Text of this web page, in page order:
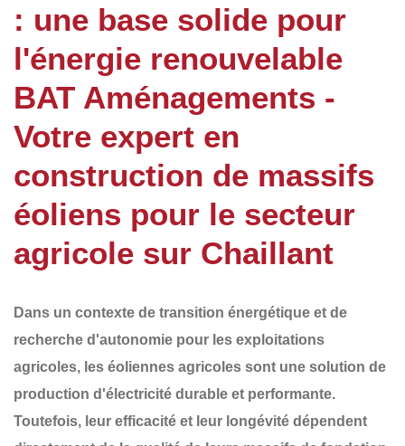
: une base solide pour
l'énergie renouvelable
BAT Aménagements -
Votre expert en
construction de massifs
éoliens pour le secteur
agricole sur Chaillant
Dans un contexte de transition énergétique et de
recherche d'autonomie pour les exploitations
agricoles, les éoliennes agricoles sont une solution de
production d'électricité durable et performante.
Toutefois, leur efficacité et leur longévité dépendent